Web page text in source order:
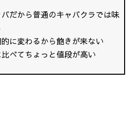
だから普通のキャバクラでは味
に変わるから飽きが来ない
べてちょっと値段が高い